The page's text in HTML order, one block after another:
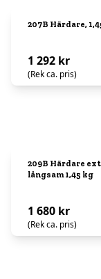
207B Härdare,
1 292 kr
(Rek ca. pris)
209B Härdare
långsam 1,45 kg
1 680 kr
(Rek ca. pris)